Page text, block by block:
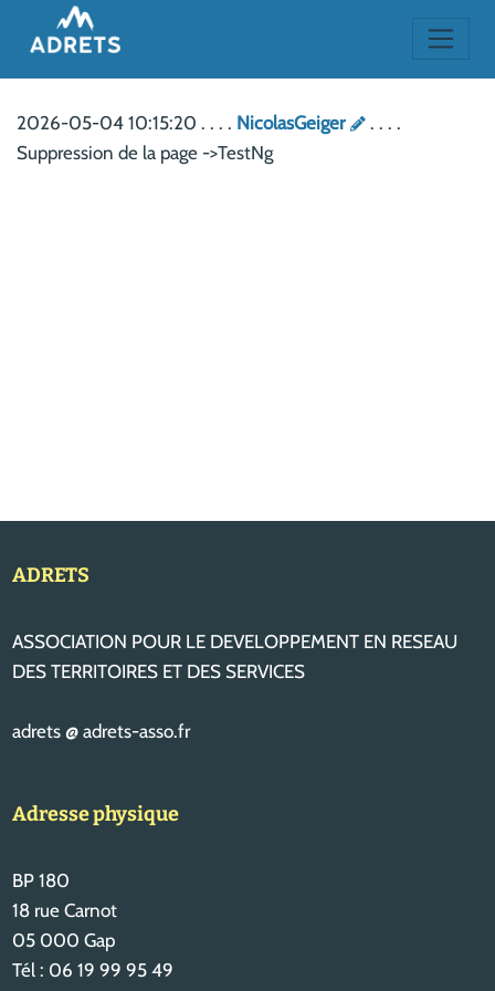
2026-05-04 10:15:20 . . . . NicolasGeiger
. . . .
Suppression de la page ->TestNg
ADRETS
ASSOCIATION POUR LE DEVELOPPEMENT EN RESEAU
DES TERRITOIRES ET DES SERVICES
adrets @ adrets-asso.fr
Adresse physique
BP 180
18 rue Carnot
05 000 Gap
Tél : 06 19 99 95 49